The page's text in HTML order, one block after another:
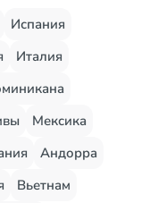
Испания
Италия
Мексика
Андорра
Вьетнам